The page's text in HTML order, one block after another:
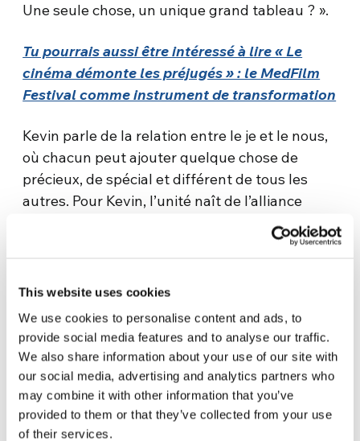
This website uses cookies
We use cookies to personalise content and ads, to
provide social media features and to analyse our traffic.
We also share information about your use of our site with
our social media, advertising and analytics partners who
may combine it with other information that you’ve
provided to them or that they’ve collected from your use
of their services.
Une seule chose, un unique grand tableau ? ».
Tu pourrais aussi être intéressé à lire « Le
cinéma démonte les préjugés » : le MedFilm
Festival comme instrument de transformation
Kevin parle de la relation entre le je et le nous,
où chacun peut ajouter quelque chose de
précieux, de spécial et différent de tous les
autres. Pour Kevin, l’unité naît de l’alliance
entre les différences, d’une vision positive à la
fois du « je » et du « nous », où le premier
premier, par sa marque laissée au monde, n’est
pas annulé par ce « nous » qui, selon Kevin,
continue de vivre même après la mort.
La petite leçon deTed